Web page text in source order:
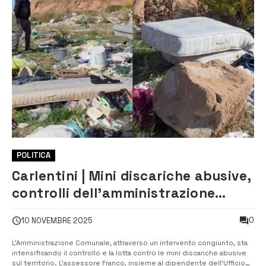
POLITICA
Carlentini | Mini discariche abusive,
controlli dell’amministrazione
10 NOVEMBRE 2025 0
L’Amministrazione Comunale, attraverso un intervento congiunto, sta
intensificando il controllo e la lotta contro le mini discariche abusive
sul territorio. L’assessore Franco, insieme al dipendente dell’Ufficio